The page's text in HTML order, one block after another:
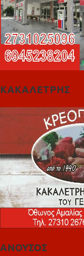
ΚΑΚΑΛΕΤΡΗΣ
ΑΝΟΥΣΟΣ